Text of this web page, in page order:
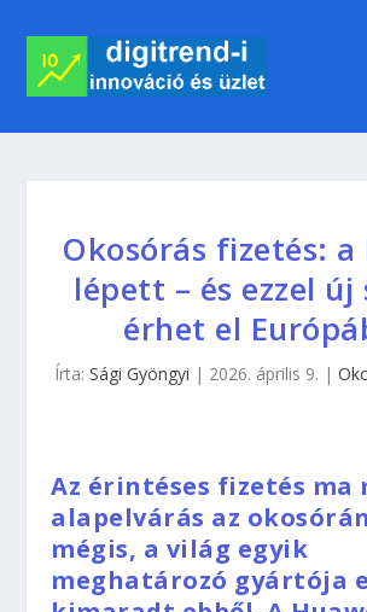
Okosórás fizetés: a
lépett – és ezzel
érhet el
Írta: Sági Gyöngyi | 2026. április 9. |
Az érintéses fizetés ma
alapelvárás az
mégis, a világ egyik
meghatározó gyártója